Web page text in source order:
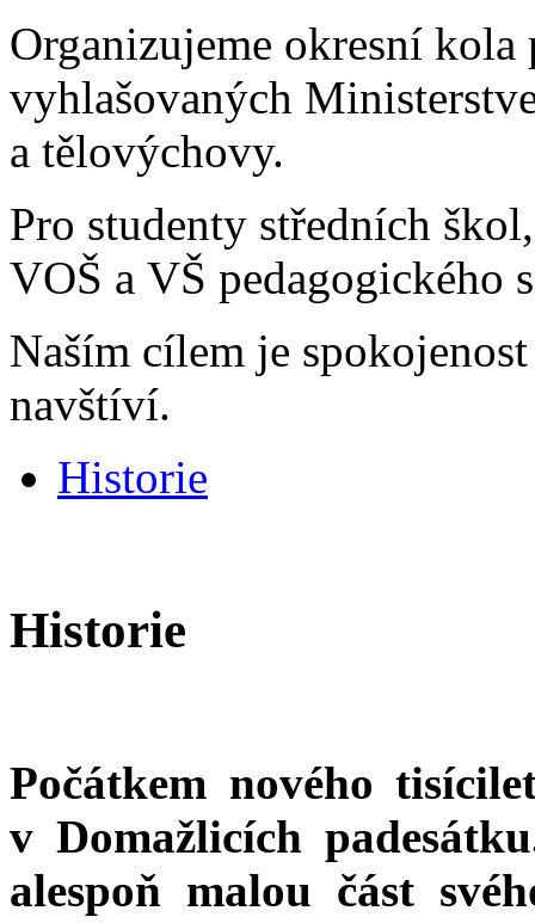
Organizujeme okresní kola
vyhlašovaných
a tělovýchovy.
Pro studenty středních
VOŠ a VŠ pedagogického
Naším cílem je
navštíví.
Historie
Historie
Počátkem nového
v Domažlicích
alespoň malou část